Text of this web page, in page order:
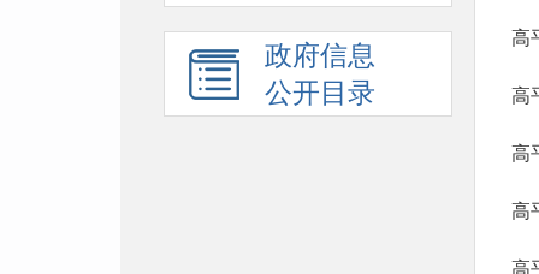
政府信息
公开目录
高
高
高